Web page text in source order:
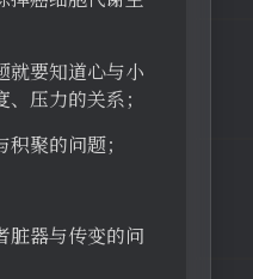
就要知道心与小
压力的关系；
聚的问题；
脏器与传变的问